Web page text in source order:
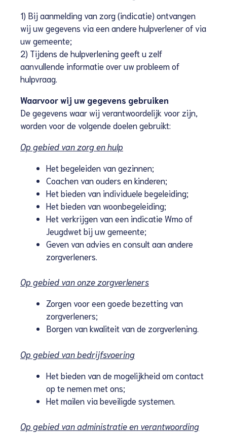
1) Bij aanmelding van zorg (indicatie) ontvangen
wij uw gegevens via een andere hulpverlener of via
uw gemeente;
2) Tijdens de hulpverlening geeft u zelf
aanvullende informatie over uw probleem of
hulpvraag.
Waarvoor wij uw gegevens gebruiken
De gegevens waar wij verantwoordelijk voor zijn,
worden voor de volgende doelen gebruikt:
Op gebied van zorg en hulp
Het begeleiden van gezinnen;
Coachen van ouders en kinderen;
Het bieden van individuele begeleiding;
Het bieden van woonbegeleiding;
Het verkrijgen van een indicatie Wmo of
Jeugdwet bij uw gemeente;
Geven van advies en consult aan andere
zorgverleners.
Op gebied van onze zorgverleners
Zorgen voor een goede bezetting van
zorgverleners;
Borgen van kwaliteit van de zorgverlening.
Op gebied van bedrijfsvoering
Het bieden van de mogelijkheid om contact
op te nemen met ons;
Het mailen via beveiligde systemen.
Op gebied van administratie en verantwoording